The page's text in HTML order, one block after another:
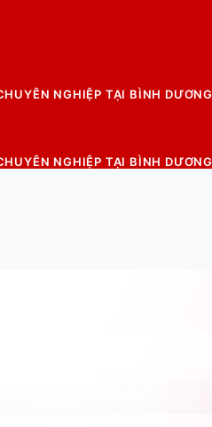
NGHIỆP TẠI BÌNH DƯƠNG
NGHIỆP TẠI BÌNH DƯƠNG